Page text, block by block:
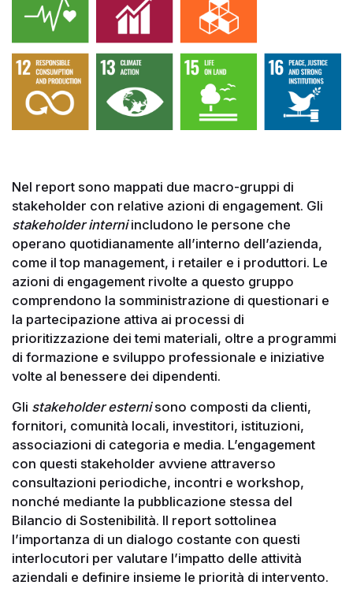
Nel report sono mappati due macro-gruppi di
stakeholder con relative azioni di engagement. Gli
stakeholder interniincludono le persone che
operano quotidianamente all’interno dell’azienda,
come il top management, i retailer e i produttori. Le
azioni di engagement rivolte a questo gruppo
comprendono la somministrazione di questionari e
la partecipazione attiva ai processi di
prioritizzazione dei temi materiali, oltre a programmi
di formazione e sviluppo professionale e iniziative
volte al benessere dei dipendenti.
Gli stakeholder esternisono composti da clienti,
fornitori, comunità locali, investitori, istituzioni,
associazioni di categoria e media. L’engagement
con questi stakeholder avviene attraverso
consultazioni periodiche, incontri e workshop,
nonché mediante la pubblicazione stessa del
Bilancio di Sostenibilità. Il report sottolinea
l’importanza di un dialogo costante con questi
interlocutori per valutare l’impatto delle attività
aziendali e definire insieme le priorità di intervento.